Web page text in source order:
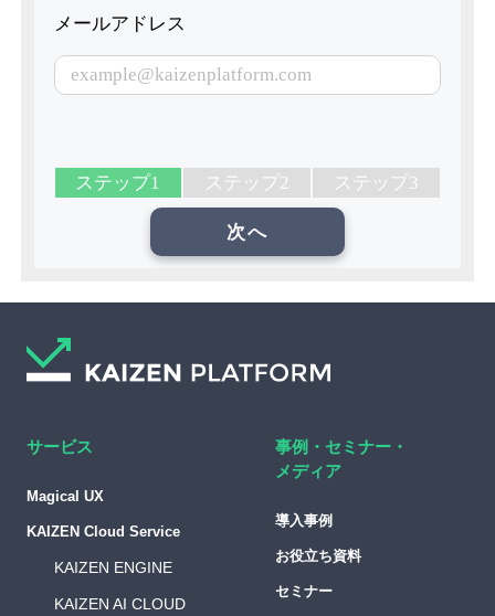
メールアドレス
ステップ1 ステップ2 ステップ3
サービス
Magical UX
KAIZEN Cloud Service
KAIZEN ENGINE
KAIZEN AI CLOUD
事例・セミナー・
メディア
導入事例
お役立ち資料
セミナー